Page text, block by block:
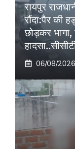
रायपुर
रौंदा:पैर की
छोड़कर
06/08/2026